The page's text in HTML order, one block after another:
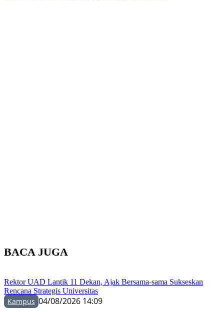
BACA JUGA
Rektor UAD Lantik 11 Dekan, Ajak Bersama-sama Sukseskan
Rencana Strategis Universitas
Kampus 04/08/2026 14:09